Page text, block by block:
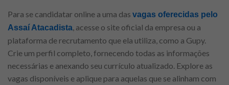
Para se candidatar online a uma das vagas oferecidas pelo
Assaí Atacadista , acesse o site oficial da empresa ou a
plataforma de recrutamento que ela utiliza, como a Gupy.
Crie um perfil completo, fornecendo todas as informações
necessárias e anexando seu currículo atualizado. Explore as
vagas disponíveis e aplique para aquelas que se alinham com